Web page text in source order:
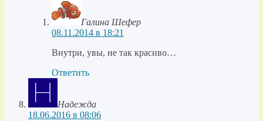
Галина Шефер
08.11.2014 в 18:21
Внутри, увы, не так красиво…
Ответить
Надежда
18.06.2016 в 08:06